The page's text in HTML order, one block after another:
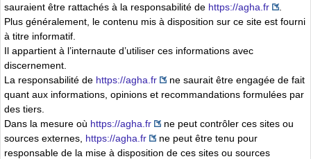
sauraient être rattachés à la responsabilité de https://agha.fr
Plus généralement, le contenu mis à disposition sur ce site est fourni
à titre informatif.
Il appartient à l’internaute d’utiliser ces informations avec
discernement.
La responsabilité de https://agha.fr
ne saurait être engagée de fait
quant aux informations, opinions et recommandations formulées par
des tiers.
Dans la mesure où https://agha.fr
ne peut contrôler ces sites ou
sources externes, https://agha.fr
ne peut être tenu pour
responsable de la mise à disposition de ces sites ou sources